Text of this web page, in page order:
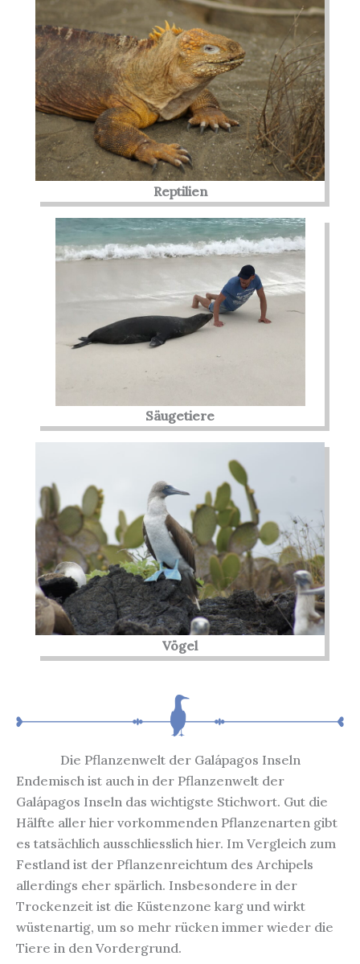
Reptilien
Säugetiere
Vögel
Die Pflanzenwelt der Galápagos Inseln
Endemisch ist auch in der Pflanzenwelt der
Galápagos Inseln das wichtigste Stichwort. Gut die
Hälfte aller hier vorkommenden Pflanzenarten gibt
es tatsächlich ausschliesslich hier. Im Vergleich zum
Festland ist der Pflanzenreichtum des Archipels
allerdings eher spärlich. Insbesondere in der
Trockenzeit ist die Küstenzone karg und wirkt
wüstenartig, um so mehr rücken immer wieder die
Tiere in den Vordergrund.